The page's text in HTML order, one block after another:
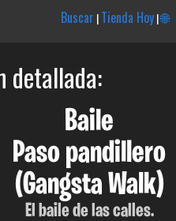
Buscar |Tienda Hoy|🌐
detallada:
Baile
Paso pandillero
(Gangsta Walk)
El baile de las calles.